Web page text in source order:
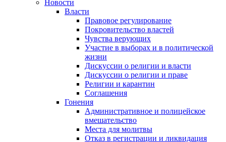
Новости
Власти
Правовое регулирование
Покровительство властей
Чувства верующих
Участие в выборах и в политической
жизни
Дискуссии о религии и власти
Дискуссии о религии и праве
Религии и карантин
Соглашения
Гонения
Административное и полицейское
вмешательство
Места для молитвы
Отказ в регистрации и ликвидация